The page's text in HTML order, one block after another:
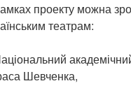
проекту можна
театрам:
Шевченка,